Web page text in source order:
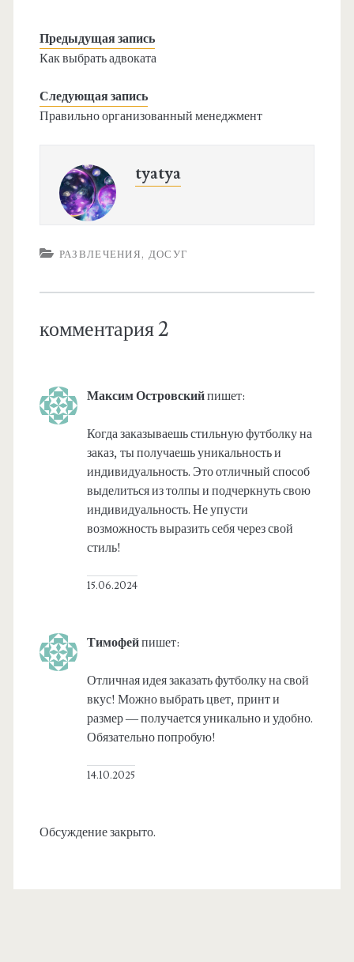
Предыдущая запись
Как выбрать адвоката
Следующая запись
Правильно организованный менеджмент
tyatya
РАЗВЛЕЧЕНИЯ, ДОСУГ
комментария 2
Максим Островскийпишет:
Когда заказываешь стильную футболку на
заказ, ты получаешь уникальность и
индивидуальность. Это отличный способ
выделиться из толпы и подчеркнуть свою
индивидуальность. Не упусти
возможность выразить себя через свой
стиль!
15.06.2024
Тимофейпишет:
Отличная идея заказать футболку на свой
вкус! Можно выбрать цвет, принт и
размер — получается уникально и удобно.
Обязательно попробую!
14.10.2025
Обсуждение закрыто.